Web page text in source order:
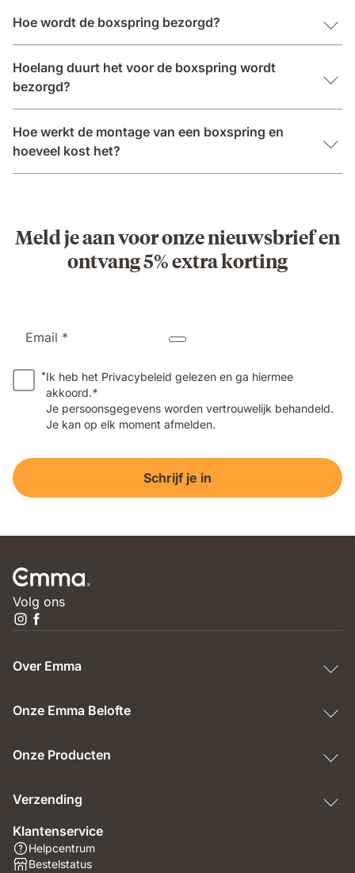
Hoe wordt de boxspring bezorgd?
Hoelang duurt het voor de boxspring wordt
bezorgd?
Hoe werkt de montage van een boxspring en
hoeveel kost het?
Meld je aan voor onze nieuwsbrief en
ontvang 5% extra korting
Email *
*Ik heb het Privacybeleid gelezen en ga hiermee
akkoord.*
Je persoonsgegevens worden vertrouwelijk behandeld.
Je kan op elk moment afmelden.
Schrijf je in
Volg ons
Over Emma
Onze Emma Belofte
Onze Producten
Verzending
Klantenservice
Helpcentrum
Bestelstatus